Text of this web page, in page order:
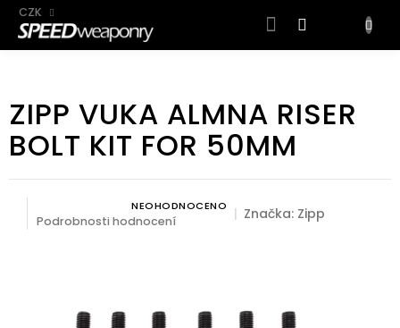
obsah
CZK
ZIPP VUKA ALMNA RISER
BOLT KIT FOR 50MM
Průměrné hodnocení produktu je 0,0 z 5 hvězdiček.
NEOHODNOCENO
Podrobnosti hodnocení Značka: Zipp